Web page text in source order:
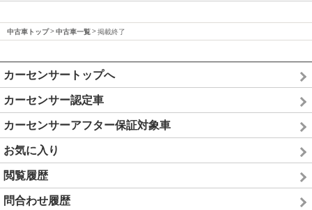
中古車トップ 中古車一覧 掲載終了
カーセンサートップへ
カーセンサー認定車
カーセンサーアフター保証対象車
お気に入り
閲覧履歴
問合わせ履歴